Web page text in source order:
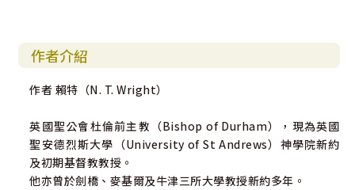
作者介紹
作者 賴特（N. T. Wright）
英國聖公會杜倫前主教（Bishop of Durham），現為英國
聖安德烈斯大學（University of St Andrews）神學院新約
及初期基督教教授。
他亦曾於劍橋、麥基爾及牛津三所大學教授新約多年。